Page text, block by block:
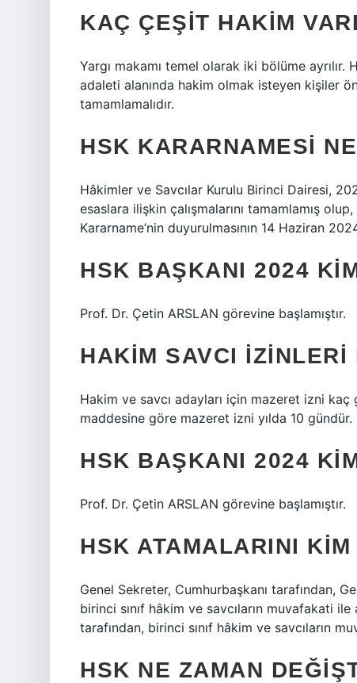
KAÇ ÇEŞIT HAKIM
Yargı makamı temel olarak iki bölüme ayrılır.
adaleti alanında hakim olmak isteyen kişiler
tamamlamalıdır.
HSK KARARNAMESI
Hâkimler ve Savcılar Kurulu Birinci Dairesi,
esaslara ilişkin çalışmalarını tamamlamış
Kararname’nin duyurulmasının 14 Haziran
HSK BAŞKANI 2024
Prof. Dr. Çetin ARSLAN görevine başlamıştır.
HAKIM SAVCI IZINLERI
Hakim ve savcı adayları için mazeret izni kaç
maddesine göre mazeret izni yılda 10 gündür.
HSK BAŞKANI 2024
Prof. Dr. Çetin ARSLAN görevine başlamıştır.
HSK ATAMALARINI KIM
Genel Sekreter, Cumhurbaşkanı tarafından,
birinci sınıf hâkim ve savcıların muvafakati ile
tarafından, birinci sınıf hâkim ve savcıların
HSK NE ZAMAN